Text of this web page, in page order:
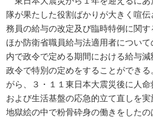
隊が果たした役割ばかりが大きく喧
務員の給与の改定及び臨時特例に関
ほか防衛省職員給与法適用者につい
内で政令で定める期間における給与減
政令で特別の定めをすることができ
がら、３・１１東日本大震災後に人
および生活基盤の応急的立て直しを
地獄絵の中で粉骨砕身の働きをした